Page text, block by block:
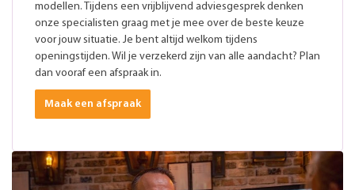
modellen. Tijdens een vrijblijvend adviesgesprek denken
onze specialisten graag met je mee over de beste keuze
voor jouw situatie. Je bent altijd welkom tijdens
openingstijden. Wil je verzekerd zijn van alle aandacht? Plan
dan vooraf een afspraak in.
Maak een afspraak